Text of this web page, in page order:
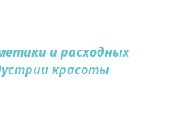
и расходных
красоты